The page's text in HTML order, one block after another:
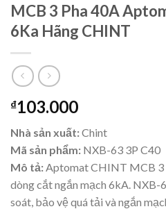
MCB 3 Pha 40A
6Ka Hãng CHINT
₫103.000
Nhà sản xuất:Chint
Mã sản phẩm: NXB-63 3P C40
Mô tả: Aptomat CHINT MCB 3
dòng cắt ngắn mạch 6kA. NXB-
soát, bảo vệ quá tải và ngắn